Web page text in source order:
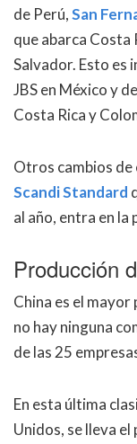
de Perú,San
que abarca Costa
Salvador. Esto es
JBS en México y de
Costa Rica y
Otros cambios de
Scandi Standard
al año, entra en la
Producción
China es el
no hay ninguna
de las 25
En esta última
Unidos, se lleva el